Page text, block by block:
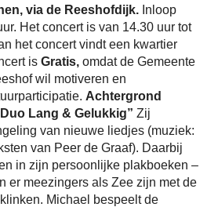
via de Reeshofdijk. Inloop
Het concert is van 14.30 uur tot
het concert vindt een kwartier
isGratis,omdat de Gemeente
wil motiveren en
Achtergrond
Lang & Gelukkig”Zij
van nieuwe liedjes (muziek:
van Peer de Graaf). Daarbij
in zijn persoonlijke plakboeken –
er meezingers als Zee zijn met de
Michael bespeelt de